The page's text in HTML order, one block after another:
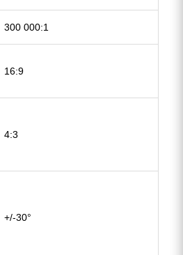
300 000:1
16:9
4:3
+/-30°